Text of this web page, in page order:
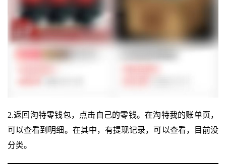
2.返回淘特零钱包，点击自己的零钱。在淘特我的账单页，
可以查看到明细。在其中，有提现记录，可以查看，目前没
分类。